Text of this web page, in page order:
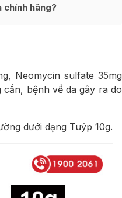
chính hãng?
Neomycin sulfate 35mg
bệnh về da gây ra do
dưới dạng Tuýp 10g.